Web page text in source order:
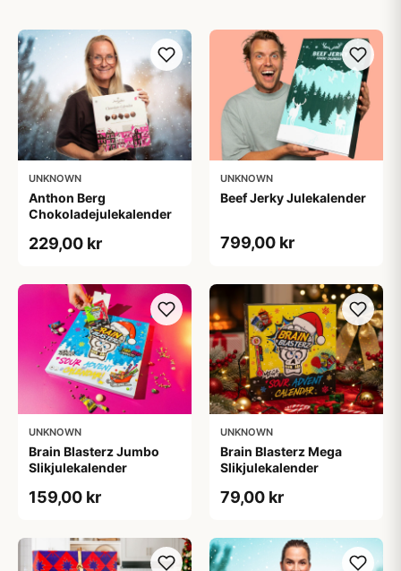
UNKNOWN
Anthon Berg
Chokoladejulekalender
229,00 kr
UNKNOWN
Beef Jerky Julekalender
799,00 kr
UNKNOWN
Brain Blasterz Jumbo
Slikjulekalender
159,00 kr
UNKNOWN
Brain Blasterz Mega
Slikjulekalender
79,00 kr